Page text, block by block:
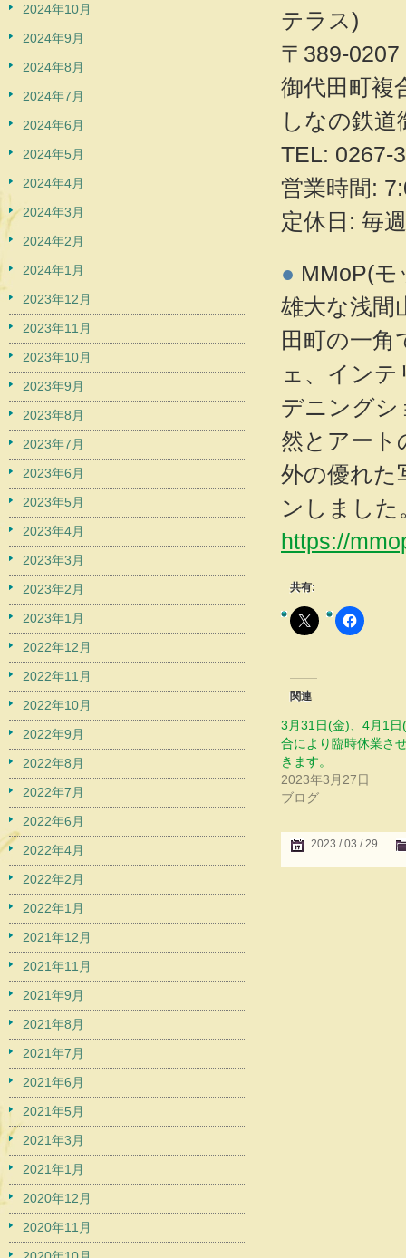
テラス)
〒389-
御代田町複
しなの鉄道
TEL: 0267-
営業時間:
定休日: 毎
● MMoP(モ
雄大な浅間
田町の一
ェ、イン
デニングシ
然とアート
外の優れた
ンしました
https://
共有:
関連
3月31日(金)、4月1日
合により臨時休業さ
きます。
2023年3月27日
ブログ
2023 / 03 / 29
2024年10月
2024年9月
2024年8月
2024年7月
2024年6月
2024年5月
2024年4月
2024年3月
2024年2月
2024年1月
2023年12月
2023年11月
2023年10月
2023年9月
2023年8月
2023年7月
2023年6月
2023年5月
2023年4月
2023年3月
2023年2月
2023年1月
2022年12月
2022年11月
2022年10月
2022年9月
2022年8月
2022年7月
2022年6月
2022年4月
2022年2月
2022年1月
2021年12月
2021年11月
2021年9月
2021年8月
2021年7月
2021年6月
2021年5月
2021年3月
2021年1月
2020年12月
2020年11月